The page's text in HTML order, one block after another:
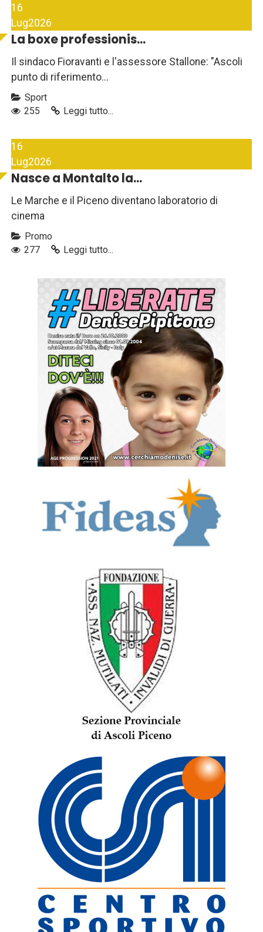
16
Lug2026
La boxe professionis...
Il sindaco Fioravanti e l'assessore Stallone: "Ascoli
punto di riferimento...
Sport
255
Leggi tutto...
16
Lug2026
Nasce a Montalto la...
Le Marche e il Piceno diventano laboratorio di
cinema
Promo
277
Leggi tutto...